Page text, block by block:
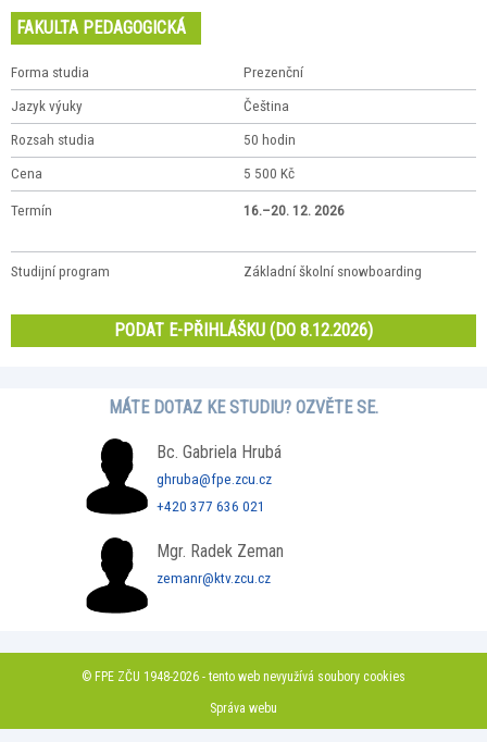
FAKULTA PEDAGOGICKÁ
Forma studia Prezenční
Jazyk výuky Čeština
Rozsah studia 50 hodin
Cena 5 500 Kč
Termín 16.–20. 12. 2026
Studijní program Základní školní snowboarding
PODAT E-PŘIHLÁŠKU (DO 8.12.2026)
MÁTE DOTAZ KE STUDIU? OZVĚTE SE.
Bc. Gabriela Hrubá
ghruba@fpe.zcu.cz
+420 377 636 021
Mgr. Radek Zeman
zemanr@ktv.zcu.cz
© FPE ZČU 1948-2026 - tento web nevyužívá soubory cookies
Správa webu